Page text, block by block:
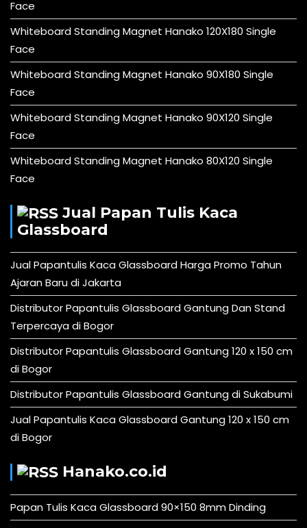
Face
Whiteboard Standing Magnet Hanako 120X180 Single
Face
Whiteboard Standing Magnet Hanako 90X180 Single
Face
Whiteboard Standing Magnet Hanako 90X120 Single
Face
Whiteboard Standing Magnet Hanako 80X120 Single
Face
Jual Papan Tulis Kaca
Glassboard
Jual Papantulis Kaca Glassboard Harga Promo Tahun
Ajaran Baru di Jakarta
Distributor Papantulis Glassboard Gantung Dan Stand
Terpercaya di Bogor
Distributor Papantulis Glassboard Gantung 120 x 150 cm
di Bogor
Distributor Papantulis Glassboard Gantung di Sukabumi
Jual Papantulis Kaca Glassboard Gantung 120 x 150 cm
di Bogor
Hanako.co.id
Papan Tulis Kaca Glassboard 90×150 8mm Dinding